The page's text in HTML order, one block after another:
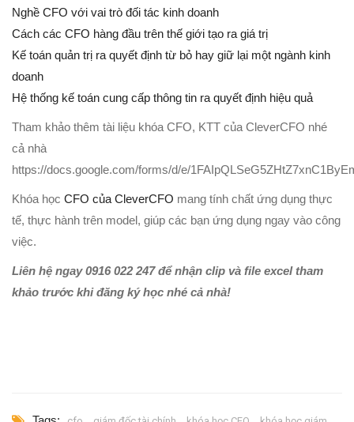
Nghề CFO với vai trò đối tác kinh doanh
Cách các CFO hàng đầu trên thế giới tạo ra giá trị
Kế toán quản trị ra quyết định từ bỏ hay giữ lại một ngành kinh
doanh
Hệ thống kế toán cung cấp thông tin ra quyết định hiệu quả
Tham khảo thêm tài liệu khóa CFO, KTT của CleverCFO nhé
cả nhà
https://docs.google.com/forms/d/e/
Khóa học CFO của CleverCFO mang tính chất ứng dụng thực
tế, thực hành trên model, giúp các bạn ứng dụng ngay vào công
việc.
Liên hệ ngay 0916 022 247 để nhận clip và file excel tham
khảo trước khi đăng ký học nhé cả nhà!